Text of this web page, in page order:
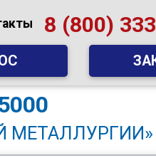
8 (800)
МЕТАЛЛУРГИИ»